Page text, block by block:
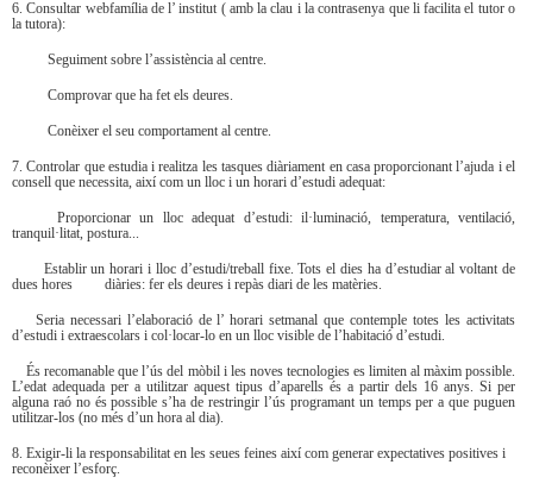
6. Consultar webfamília de l’ institut ( amb la clau i la contrasenya que li facilita el tutor o
la tutora):
Seguiment sobre l’assistència al centre.
Comprovar que ha fet els deures.
Conèixer el seu comportament al centre.
7. Controlar que estudia i realitza les tasques diàriament en casa proporcionant l’ajuda i el
consell que necessita, així com un lloc i un horari d’estudi adequat:
Proporcionar un lloc adequat d’estudi: il·luminació, temperatura, ventilació,
tranquil·litat, postura...
Establir un horari i lloc d’estudi/treball fixe. Tots el dies ha d’estudiar al voltant de
dues hores diàries: fer els deures i repàs diari de les matèries.
Seria necessari l’elaboració de l’ horari setmanal que contemple totes les activitats
d’estudi i extraescolars i col·locar-lo en un lloc visible de l’habitació d’estudi.
És recomanable que l’ús del mòbil i les noves tecnologies es limiten al màxim possible.
L’edat adequada per a utilitzar aquest tipus d’aparells és a partir dels 16 anys. Si per
alguna raó no és possible s’ha de restringir l’ús programant un temps per a que puguen
utilitzar-los (no més d’un hora al dia).
8. Exigir-li la responsabilitat en les seues feines així com generar expectatives positives i
reconèixer l’esforç.